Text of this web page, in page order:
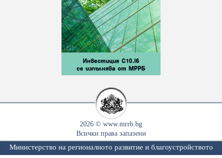
2026 © www.mrrb.bg
Всички права запазени
Министерство на регионалното развитие и благоустройството